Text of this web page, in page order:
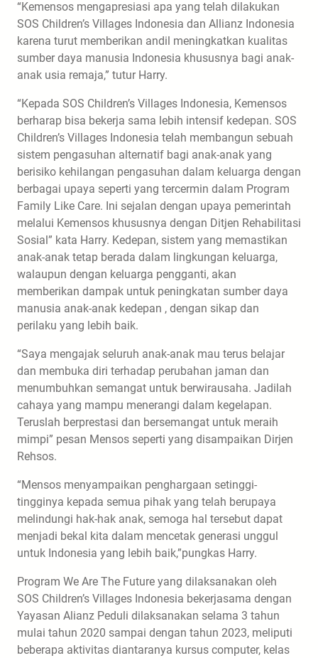
“Kemensos mengapresiasi apa yang telah dilakukan
SOS Children’s Villages Indonesia dan Allianz Indonesia
karena turut memberikan andil meningkatkan kualitas
sumber daya manusia Indonesia khususnya bagi anak-
anak usia remaja,” tutur Harry.
“Kepada SOS Children’s Villages Indonesia, Kemensos
berharap bisa bekerja sama lebih intensif kedepan. SOS
Children’s Villages Indonesia telah membangun sebuah
sistem pengasuhan alternatif bagi anak-anak yang
berisiko kehilangan pengasuhan dalam keluarga dengan
berbagai upaya seperti yang tercermin dalam Program
Family Like Care. Ini sejalan dengan upaya pemerintah
melalui Kemensos khususnya dengan Ditjen Rehabilitasi
Sosial” kata Harry. Kedepan, sistem yang memastikan
anak-anak tetap berada dalam lingkungan keluarga,
walaupun dengan keluarga pengganti, akan
memberikan dampak untuk peningkatan sumber daya
manusia anak-anak kedepan , dengan sikap dan
perilaku yang lebih baik.
“Saya mengajak seluruh anak-anak mau terus belajar
dan membuka diri terhadap perubahan jaman dan
menumbuhkan semangat untuk berwirausaha. Jadilah
cahaya yang mampu menerangi dalam kegelapan.
Teruslah berprestasi dan bersemangat untuk meraih
mimpi” pesan Mensos seperti yang disampaikan Dirjen
Rehsos.
“Mensos menyampaikan penghargaan setinggi-
tingginya kepada semua pihak yang telah berupaya
melindungi hak-hak anak, semoga hal tersebut dapat
menjadi bekal kita dalam mencetak generasi unggul
untuk Indonesia yang lebih baik,”pungkas Harry.
Program We Are The Future yang dilaksanakan oleh
SOS Children’s Villages Indonesia bekerjasama dengan
Yayasan Alianz Peduli dilaksanakan selama 3 tahun
mulai tahun 2020 sampai dengan tahun 2023, meliputi
beberapa aktivitas diantaranya kursus computer, kelas